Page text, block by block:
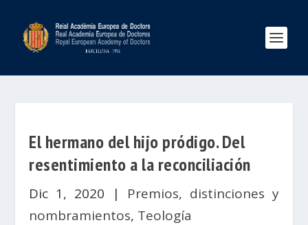
El hermano del hijo pródigo. Del
resentimiento a la reconciliación
Dic 1, 2020 | Premios, distinciones y
nombramientos, Teología